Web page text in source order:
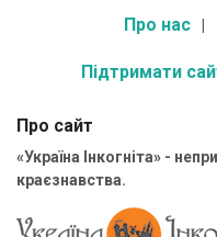
Про нас
Підтримати
Про сайт
«Україна Інкогніта» -
краєзнавства.